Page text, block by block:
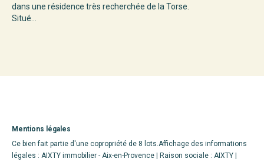
dans une résidence très recherchée de la Torse.
Situé...
Mentions légales
Ce bien fait partie d'une copropriété de 8 lots.Affichage des informations
légales : AIXTY immobilier - Aix-en-Provence | Raison sociale : AIXTY |